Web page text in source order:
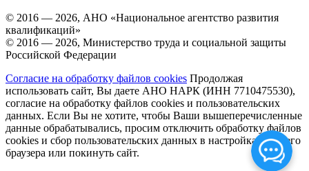
© 2016 — 2026, АНО «Национальное агентство развития
квалификаций»
© 2016 — 2026, Министерство труда и социальной защиты
Российской Федерации
Согласие на обработку файлов cookies Продолжая
использовать сайт, Вы даете АНО НАРК (ИНН 7710475530),
согласие на обработку файлов cookies и пользовательских
данных. Если Вы не хотите, чтобы Ваши вышеперечисленные
данные обрабатывались, просим отключить обработку файлов
cookies и сбор пользовательских данных в настройках Вашего
браузера или покинуть сайт.